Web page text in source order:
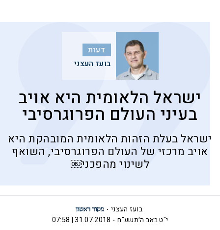
דעות
בועז העצני
ישראל הלאומית היא אויב
בעיני העולם הפרוגרסיבי
ישראל בעלת הזהות הלאומית המובהקת היא
אויב מרכזי של העולם הפרוגרסיבי, השואף
לשינוי מהפכני￼
בועז העצני
י"ט באב ה׳תשע"ח
31.07.2018 | 07:58